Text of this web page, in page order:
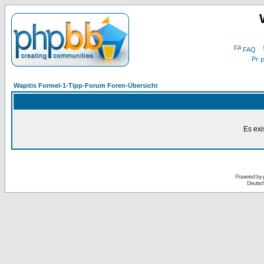
FAQ
Wapitis Formel-1-Tipp-Forum Foren-Übersicht
Es
Powered by